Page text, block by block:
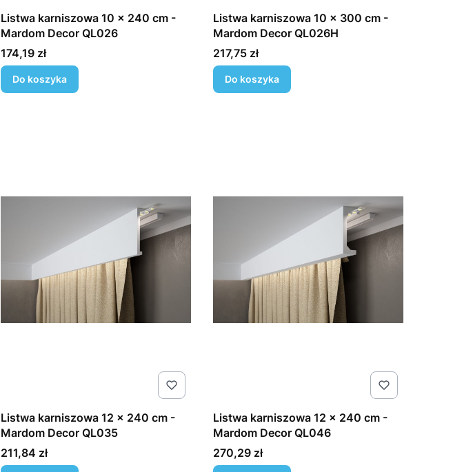
Listwa karniszowa 10 x 240 cm -
Mardom Decor QL026
Cena
174,19 zł
Do koszyka
Listwa karniszowa 10 x 300 cm -
Mardom Decor QL026H
Cena
217,75 zł
Do koszyka
Listwa karniszowa 12 x 240 cm -
Mardom Decor QL035
Cena
211,84 zł
Listwa karniszowa 12 x 240 cm -
Mardom Decor QL046
Cena
270,29 zł